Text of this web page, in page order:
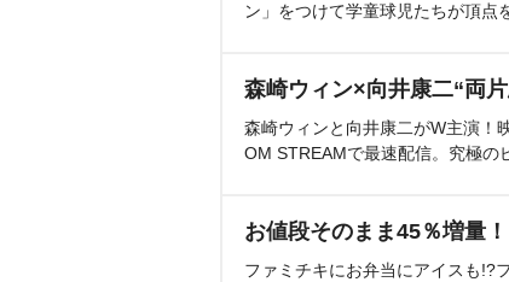
ン」をつけて学童球児たちが頂点
森崎ウィン×向井康二“両
森崎ウィンと向井康二がW主演！
OM STREAMで最速配信。究極の
お値段そのまま45％増量
ファミチキにお弁当にアイスも!?